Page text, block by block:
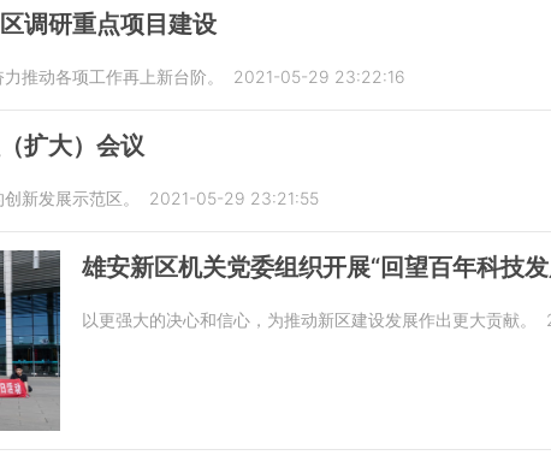
调研重点项目建设
推动各项工作再上新台阶。 2021-05-29 23:22:16
扩大）会议
新发展示范区。 2021-05-29 23:21:55
雄安新区机关党委组织开展“回望百年科技
以更强大的决心和信心，为推动新区建设发展作出更大贡献。